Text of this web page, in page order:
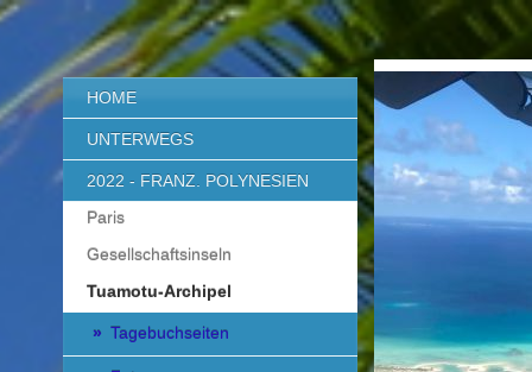
HOME
UNTERWEGS
2022 - FRANZ. POLYNESIEN
Paris
Gesellschaftsinseln
Tuamotu-Archipel
Tagebuchseiten